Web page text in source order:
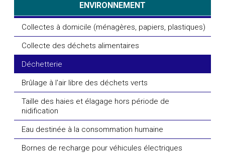
ENVIRONNEMENT
Collectes à domicile (ménagères, papiers, plastiques)
Collecte des déchets alimentaires
Déchetterie
Brûlage à l'air libre des déchets verts
Taille des haies et élagage hors période de
nidification
Eau destinée à la consommation humaine
Bornes de recharge pour véhicules électriques